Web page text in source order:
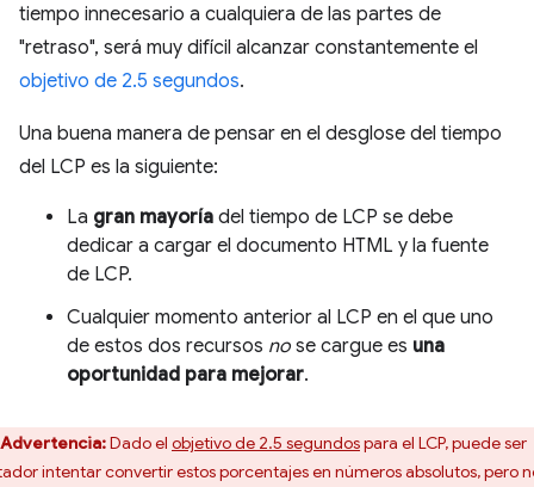
tiempo innecesario a cualquiera de las partes de
"retraso", será muy difícil alcanzar constantemente el
objetivo de 2.5 segundos.
Una buena manera de pensar en el desglose del tiempo
del LCP es la siguiente:
La gran mayoría del tiempo de LCP se debe
dedicar a cargar el documento HTML y la fuente
de LCP.
Cualquier momento anterior al LCP en el que uno
de estos dos recursos no se cargue es una
oportunidad para mejorar.
Advertencia:Dado el objetivo de 2.5 segundospara el LCP, puede ser
intentar convertir estos porcentajes en números absolutos, pero